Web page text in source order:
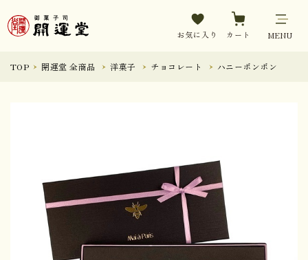
お気に入り カート MENU
TOP 開運堂 全商品 洋菓子 チョコレート ハニーボンボン